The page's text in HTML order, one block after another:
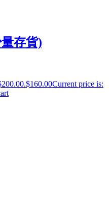
存貨)
$160.00Current price is: